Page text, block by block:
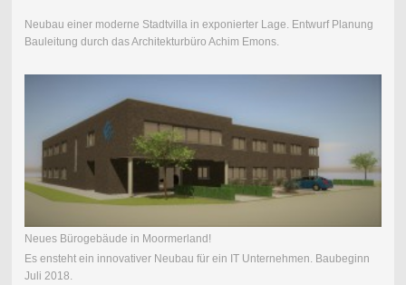
Neubau einer moderne Stadtvilla in exponierter Lage. Entwurf Planung
Bauleitung durch das Architekturbüro Achim Emons.
Neues Bürogebäude in Moormerland!
Es ensteht ein innovativer Neubau für ein IT Unternehmen. Baubeginn
Juli 2018.